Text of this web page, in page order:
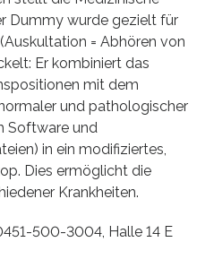
Dummy wurde gezielt für
= Abhören von
Er kombiniert das
mit dem
und pathologischer
Software und
in ein modifiziertes,
Dies ermöglicht die
Krankheiten.
0451-500-3004, Halle 14 E